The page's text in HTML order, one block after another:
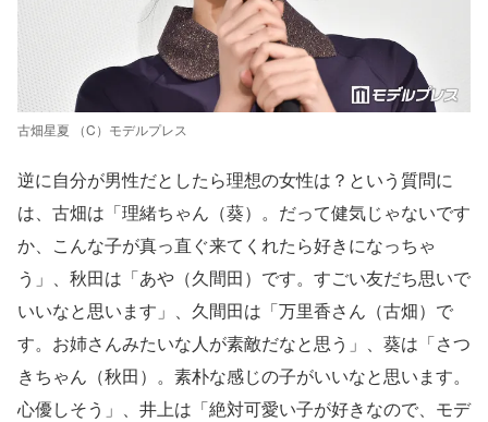
古畑星夏 （C）モデルプレス
逆に自分が男性だとしたら理想の女性は？という質問に
は、古畑は「理緒ちゃん（葵）。だって健気じゃないです
か、こんな子が真っ直ぐ来てくれたら好きになっちゃ
う」、秋田は「あや（久間田）です。すごい友だち思いで
いいなと思います」、久間田は「万里香さん（古畑）で
す。お姉さんみたいな人が素敵だなと思う」、葵は「さつ
きちゃん（秋田）。素朴な感じの子がいいなと思います。
心優しそう」、井上は「絶対可愛い子が好きなので、モデ